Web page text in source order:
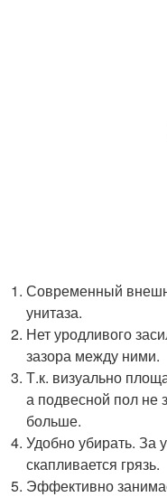
Современный
унитаза.
Нет уродливого
зазора между ними.
Т.к. визуально
а подвесной пол не
больше.
Удобно убирать. За
скапливается грязь.
Эффективно